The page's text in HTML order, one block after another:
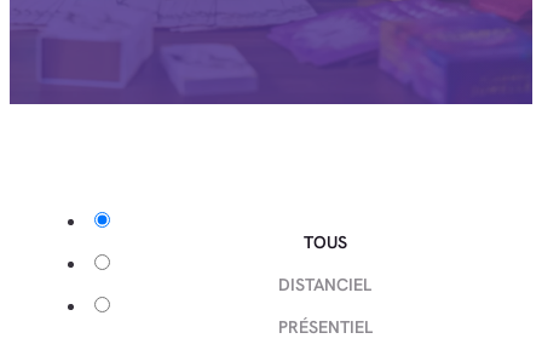
TOUS
DISTANCIEL
PRÉSENTIEL